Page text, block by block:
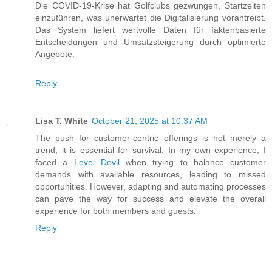
Die COVID-19-Krise hat Golfclubs gezwungen, Startzeiten
einzuführen, was unerwartet die Digitalisierung vorantreibt.
Das System liefert wertvolle Daten für faktenbasierte
Entscheidungen und Umsatzsteigerung durch optimierte
Angebote.
Reply
Lisa T. White October 21, 2025 at 10:37 AM
The push for customer-centric offerings is not merely a
trend; it is essential for survival. In my own experience, I
faced a Level Devilwhen trying to balance customer
demands with available resources, leading to missed
opportunities. However, adapting and automating processes
can pave the way for success and elevate the overall
experience for both members and guests.
Reply